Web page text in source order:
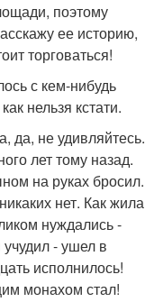
поэтому
ее историю,
торговаться!
с кем-нибудь
нельзя кстати.
да, не удивляйтесь.
лет тому назад.
на руках бросил.
нет. Как жила
нуждались -
- ушел в
исполнилось!
монахом стал!